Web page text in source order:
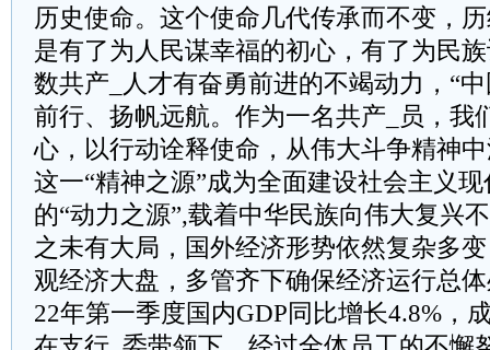
历史使命。这个使命几代传承而不变，
是有了为人民谋幸福的初心，有了为民
数共产_人才有奋勇前进的不竭动力，“
前行、扬帆远航。作为一名共产_员，我
心，以行动诠释使命，从伟大斗争精神
这一“精神之源”成为全面建设社会主义
的“动力之源”,载着中华民族向伟大复兴
之未有大局，国外经济形势依然复杂多
观经济大盘，多管齐下确保经济运行总
22年第一季度国内GDP同比增长4.8%，